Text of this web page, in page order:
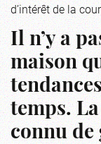
d’intérêt de la
Il n’y a
maison
temps.
connu de